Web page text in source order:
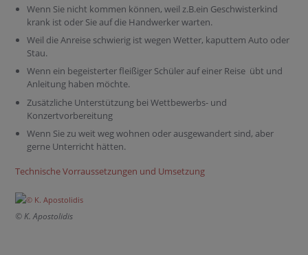
Wenn Sie nicht kommen können, weil z.B.ein Geschwisterkind
krank ist oder Sie auf die Handwerker warten.
Weil die Anreise schwierig ist wegen Wetter, kaputtem Auto oder
Stau.
Wenn ein begeisterter fleißiger Schüler auf einer Reise übt und
Anleitung haben möchte.
Zusätzliche Unterstützung bei Wettbewerbs- und
Konzertvorbereitung
Wenn Sie zu weit weg wohnen oder ausgewandert sind, aber
gerne Unterricht hätten.
Technische Vorraussetzungen und Umsetzung
© K. Apostolidis